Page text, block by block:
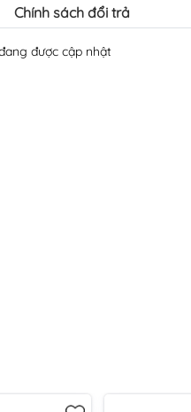
Chính sách đổi trả
được cập nhật